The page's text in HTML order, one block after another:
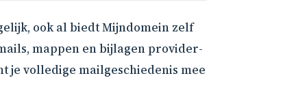
ook al biedt Mijndomein zelf
mappen en bijlagen provider-
je volledige mailgeschiedenis mee